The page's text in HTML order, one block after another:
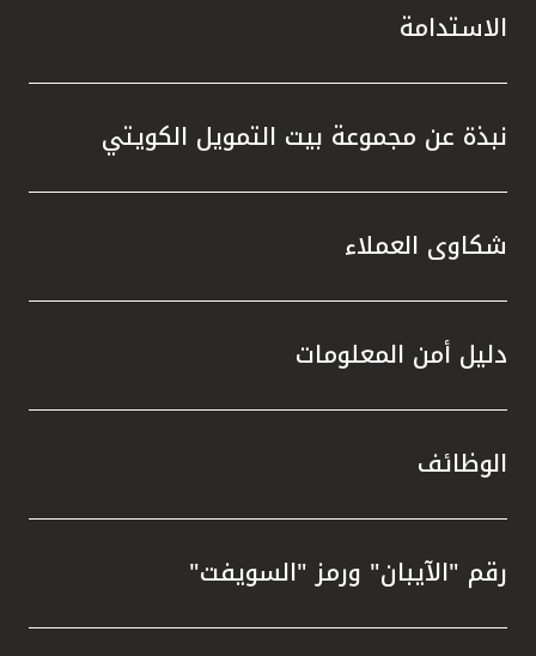
الاستدامة
نبذة عن مجموعة بيت التمويل الكويتي
شكاوى العملاء
دليل أمن المعلومات
الوظائف
رقم "الآيبان" ورمز "السويفت"